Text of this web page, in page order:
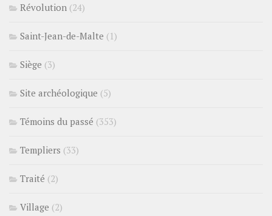
Révolution (24)
Saint-Jean-de-Malte (1)
Siège (3)
Site archéologique (5)
Témoins du passé (353)
Templiers (33)
Traité (2)
Village (2)